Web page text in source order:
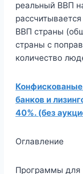
реальный ВВП
ВВП страны
страны с
количество
банков и
40%. (без
Оглавление
Программы для